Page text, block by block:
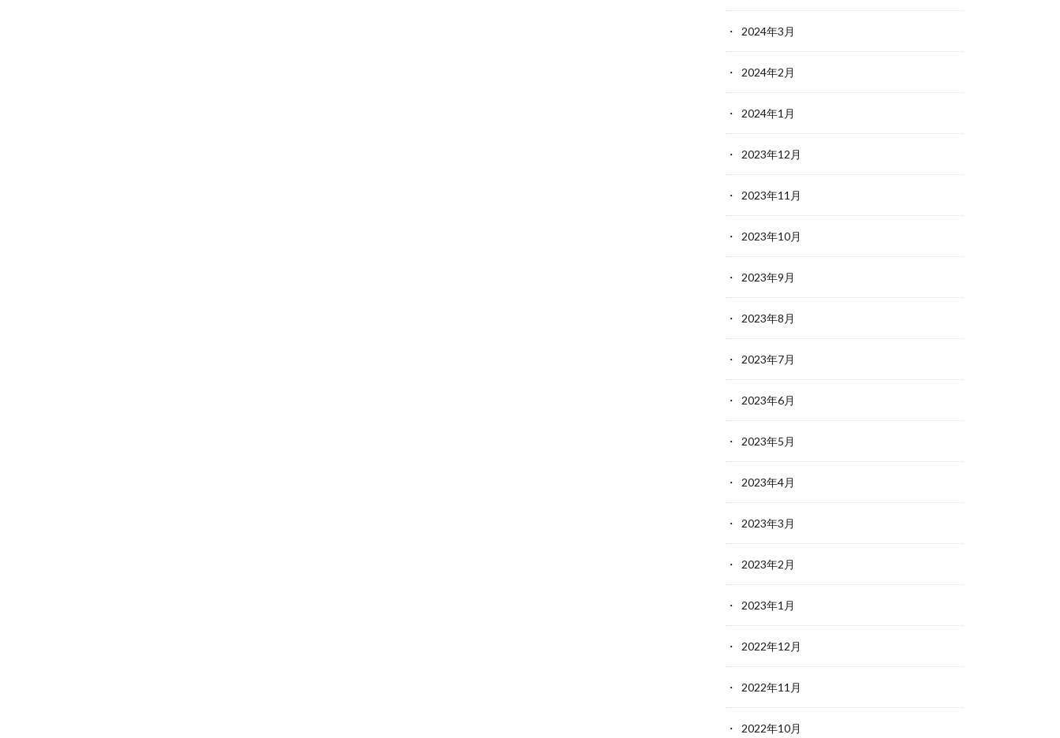
2024年3月
2024年2月
2024年1月
2023年12月
2023年11月
2023年10月
2023年9月
2023年8月
2023年7月
2023年6月
2023年5月
2023年4月
2023年3月
2023年2月
2023年1月
2022年12月
2022年11月
2022年10月